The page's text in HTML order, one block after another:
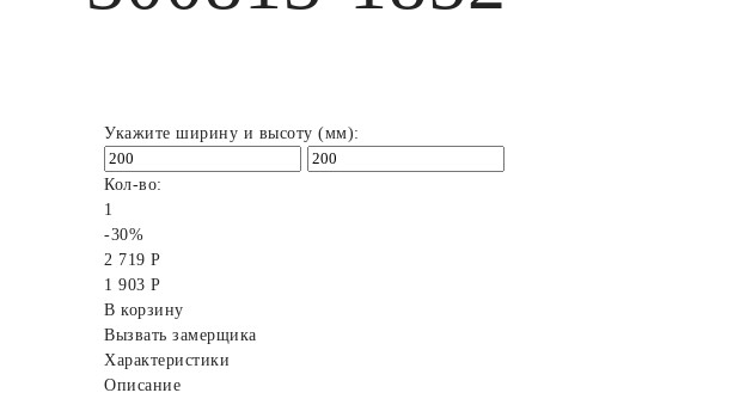
Укажите ширину и высоту (мм):
Кол-во:
1
-30%
2 719 Р
1 903 Р
В корзину
Вызвать замерщика
Характеристики
Описание